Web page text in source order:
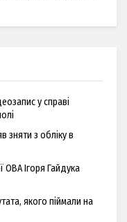
у справі
зняти з обліку в
ОВА Ігоря Гайдука
якого піймали на